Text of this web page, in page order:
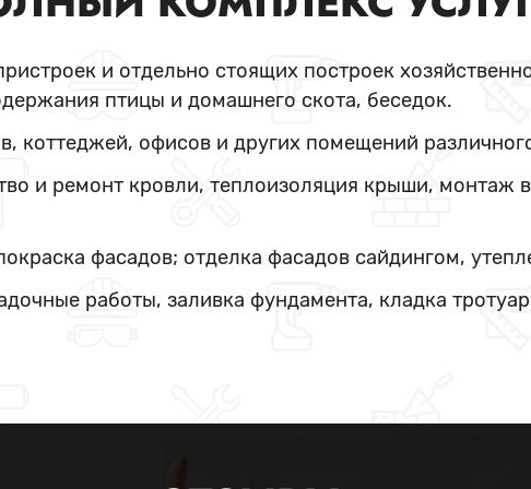
и отдельно стоящих построек
птицы и домашнего скота, беседок.
коттеджей, офисов и других помещений
и ремонт кровли, теплоизоляция крыши, монтаж
фасадов; отделка фасадов сайдингом,
работы, заливка фундамента, кладка